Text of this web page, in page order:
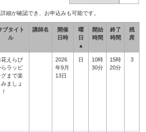
細が確認でき、お申込みも可能です。
ブタイト
ル
講師名
開催
日時
曜
日
▲
開始
時間
終了
時間
残
席
花えらび
らラッピ
グまで楽
みましょ
2026
年9月
13日
日
10時
30分
15時
20分
3